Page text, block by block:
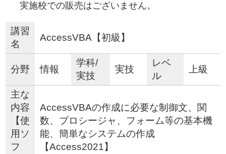
実施校での販売はございません。
講習
名
AccessVBA【初級】
分野 情報
学科/
実技
実技
レベ
ル
上級
主な
内容
【使
用ソ
フ
AccessVBAの作成に必要な制御文、関
数、プロシージャ、フォーム等の基本機
能、簡単なシステムの作成
【Access2021】